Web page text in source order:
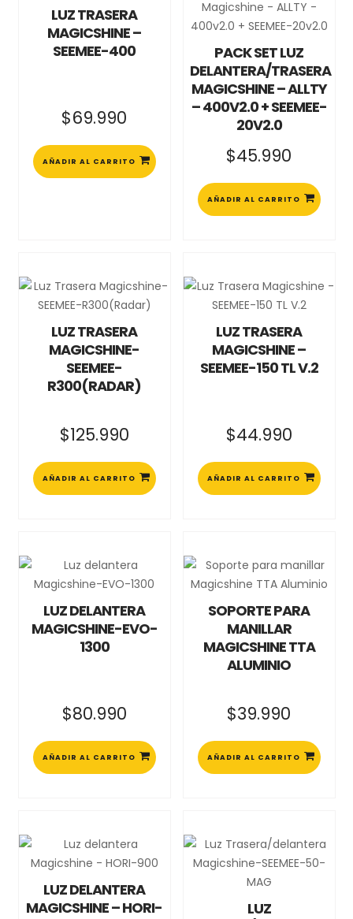
LUZ TRASERA
MAGICSHINE –
SEEMEE-400
$69.990
AÑADIR AL CARRITO
PACK SET LUZ
DELANTERA/TRASERA
MAGICSHINE – ALLTY
– 400V2.0 + SEEMEE-
20V2.0
$45.990
AÑADIR AL CARRITO
LUZ TRASERA
MAGICSHINE-
SEEMEE-
R300(RADAR)
$125.990
AÑADIR AL CARRITO
LUZ TRASERA
MAGICSHINE –
SEEMEE-150 TL V.2
$44.990
AÑADIR AL CARRITO
LUZ DELANTERA
MAGICSHINE-EVO-
1300
$80.990
AÑADIR AL CARRITO
SOPORTE PARA
MANILLAR
MAGICSHINE TTA
ALUMINIO
$39.990
AÑADIR AL CARRITO
LUZ DELANTERA
MAGICSHINE – HORI-
LUZ